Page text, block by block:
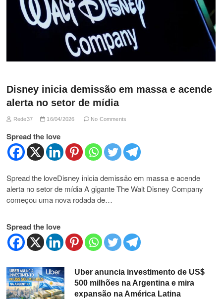
Disney inicia demissão em massa e acende
alerta no setor de mídia
Rede37 16/04/2026 No Comments
Spread the love
Spread the loveDisney inicia demissão em massa e acende
alerta no setor de mídia A gigante The Walt Disney Company
começou uma nova rodada de…
Spread the love
Uber anuncia investimento de US$
500 milhões na Argentina e mira
expansão na América Latina